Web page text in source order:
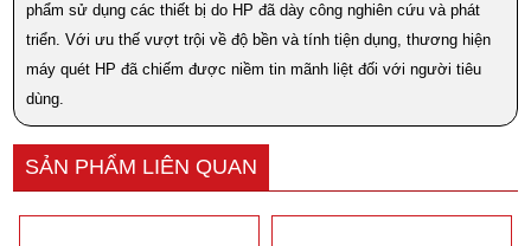
phẩm sử dụng các thiết bị do HP đã dày công nghiên cứu và phát
triển. Với ưu thế vượt trội về độ bền và tính tiện dụng, thương hiện
máy quét HP đã chiếm được niềm tin mãnh liệt đối với người tiêu
dùng.
SẢN PHẨM LIÊN QUAN